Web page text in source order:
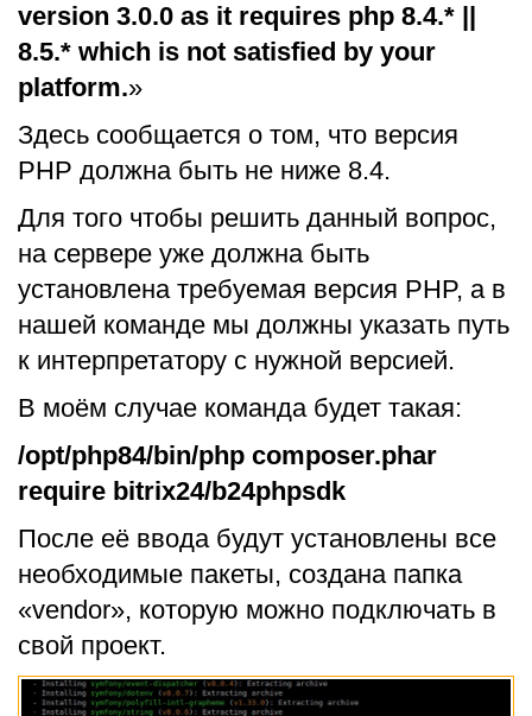
version 3.0.0 as it requires php 8.4.* ||
8.5.* which is not satisfied by your
platform.»
Здесь сообщается о том, что версия
PHP должна быть не ниже 8.4.
Для того чтобы решить данный вопрос,
на сервере уже должна быть
установлена требуемая версия PHP, а в
нашей команде мы должны указать путь
к интерпретатору с нужной версией.
В моём случае команда будет такая:
/opt/php84/bin/php composer.phar
require bitrix24/b24phpsdk
После её ввода будут установлены все
необходимые пакеты, создана папка
«vendor», которую можно подключать в
свой проект.